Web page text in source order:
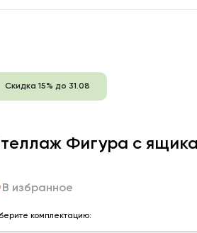
Скидка 15% до 31.08
Фигура с
В избранное
комплектацию: